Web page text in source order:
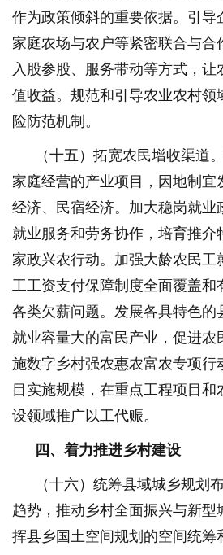
作为政策倾斜的重要依据。引导
家庭农场与农户等紧密联合与合
入股参股、服务带动等方式，让
值收益。规范和引导农业农村领
险防范机制。
（十五）拓宽农民增收渠道
家庭经营的产业项目，因地制宜
经济、民宿经济。加大稳岗就业
就业服务和劳务协作，培育推介
家政兴农行动。加强大龄农民工
工工资支付保障制度全面覆盖和
各类欠薪问题。发展各具特色的
就业容量大的富民产业，促进农
施数字乡村强农惠农富农专项行
目实施规模，在重点工程项目和
设领域推广以工代赈。
四、着力推进乡村建设
（十六）统筹县域城乡规划
趋势，推动乡村全面振兴与新型
挥县乡国土空间规划的空间统筹